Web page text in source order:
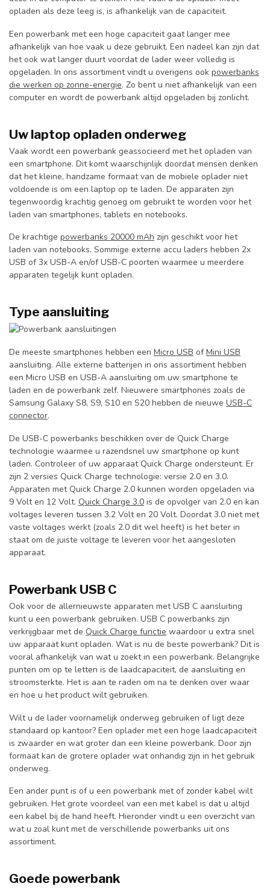
opladen als deze leeg is, is afhankelijk van de capaciteit.
Een powerbank met een hoge capaciteit gaat langer mee
afhankelijk van hoe vaak u deze gebruikt. Een nadeel kan zijn dat
het ook wat langer duurt voordat de lader weer volledig is
opgeladen. In ons assortiment vindt u overigens ook powerbanks
die werken op zonne-energie. Zo bent u niet afhankelijk van een
computer en wordt de powerbank altijd opgeladen bij zonlicht.
Uw laptop opladen onderweg
Vaak wordt een powerbank geassocieerd met het opladen van
een smartphone. Dit komt waarschijnlijk doordat mensen denken
dat het kleine, handzame formaat van de mobiele oplader niet
voldoende is om een laptop op te laden. De apparaten zijn
tegenwoordig krachtig genoeg om gebruikt te worden voor het
laden van smartphones, tablets en notebooks.
De krachtige powerbanks 20000 mAh zijn geschikt voor het
laden van notebooks. Sommige externe accu laders hebben 2x
USB of 3x USB-A en/of USB-C poorten waarmee u meerdere
apparaten tegelijk kunt opladen.
Type aansluiting
De meeste smartphones hebben een Micro USB ofMini USB
aansluiting. Alle externe batterijen in ons assortiment hebben
een Micro USB en USB-A aansluiting om uw smartphone te
laden en de powerbank zelf. Nieuwere smartphones zoals de
Samsung Galaxy S8, S9, S10 en S20 hebben de nieuwe USB-C
connector.
De USB-C powerbanks beschikken over de Quick Charge
technologie waarmee u razendsnel uw smartphone op kunt
laden. Controleer of uw apparaat Quick Charge ondersteunt. Er
zijn 2 versies Quick Charge technologie: versie 2.0 en 3.0.
Apparaten met Quick Charge 2.0 kunnen worden opgeladen via
9 Volt en 12 Volt. Quick Charge 3.0 is de opvolger van 2.0 en kan
voltages leveren tussen 3.2 Volt en 20 Volt. Doordat 3.0 niet met
vaste voltages werkt (zoals 2.0 dit wel heeft) is het beter in
staat om de juiste voltage te leveren voor het aangesloten
apparaat.
Powerbank USB C
Ook voor de allernieuwste apparaten met USB C aansluiting
kunt u een powerbank gebruiken. USB C powerbanks zijn
verkrijgbaar met de Quick Charge functie waardoor u extra snel
uw apparaat kunt opladen. Wat is nu de beste powerbank? Dit is
vooral afhankelijk van wat u zoekt in een powerbank. Belangrijke
punten om op te letten is de laadcapaciteit, de aansluiting en
stroomsterkte. Het is aan te raden om na te denken over waar
en hoe u het product wilt gebruiken.
Wilt u de lader voornamelijk onderweg gebruiken of ligt deze
standaard op kantoor? Een oplader met een hoge laadcapaciteit
is zwaarder en wat groter dan een kleine powerbank. Door zijn
formaat kan de grotere oplader wat onhandig zijn in het gebruik
onderweg.
Een ander punt is of u een powerbank met of zonder kabel wilt
gebruiken. Het grote voordeel van een met kabel is dat u altijd
een kabel bij de hand heeft. Hieronder vindt u een overzicht van
wat u zoal kunt met de verschillende powerbanks uit ons
assortiment.
Goede powerbank